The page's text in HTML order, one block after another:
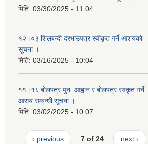
मिति: 03/30/2025 - 11:04
१२।०३ शिलबन्दी दरभाउपत्र स्वीकृत गर्ने आशयको
सूचना ।
मिति: 03/16/2025 - 10:04
११।१८ बोलपत्र पुन: आह्वान र बोलपत्र स्वकृत गर्ने
आसय सम्बन्धी सूचना ।
मिति: 03/02/2025 - 10:07
‹ previous 7 of 24 next ›